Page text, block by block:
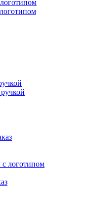
логотипом